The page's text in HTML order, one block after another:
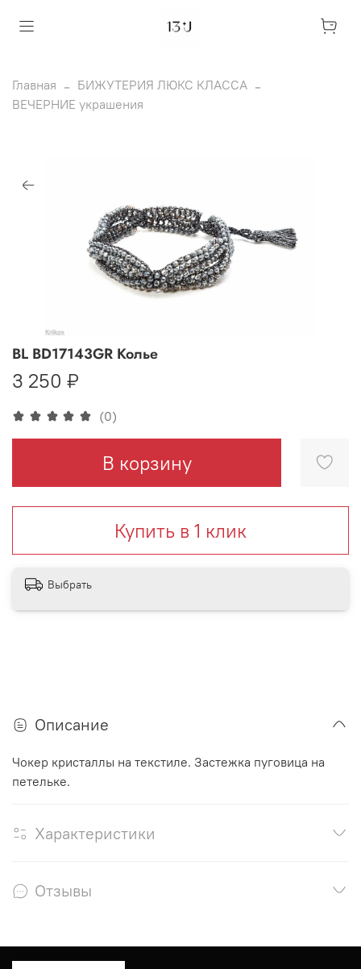
Главная
БИЖУТЕРИЯ ЛЮКС КЛАССА
ВЕЧЕРНИЕ украшения
(0)
BL BD17143GR Колье
3 250 ₽
В корзину
Купить в 1 клик
Выбрать
Описание
Чокер кристаллы на текстиле. Застежка пуговица на
петельке.
Характеристики
Отзывы